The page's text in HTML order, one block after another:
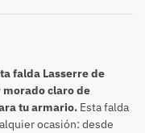
falda Lasserre de
morado claro de
tu armario. Esta falda
ocasión: desde